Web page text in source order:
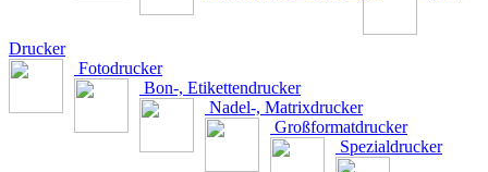
Drucker
Fotodrucker
Bon-, Etikettendrucker
Nadel-, Matrixdrucker
Großformatdrucker
Spezialdrucker